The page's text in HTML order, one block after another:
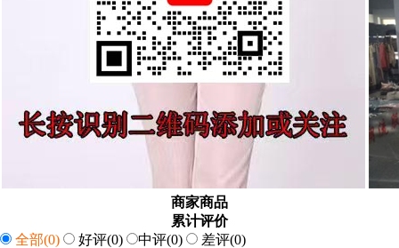
商家商品
累计评价
全部(0) 好评(0) 中评(0) 差评(0)